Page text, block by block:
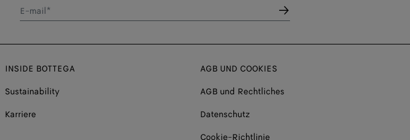
E-mail*
INSIDE BOTTEGA
Sustainability
Karriere
AGB UND COOKIES
AGB und Rechtliches
Datenschutz
Cookie-Richtlinie